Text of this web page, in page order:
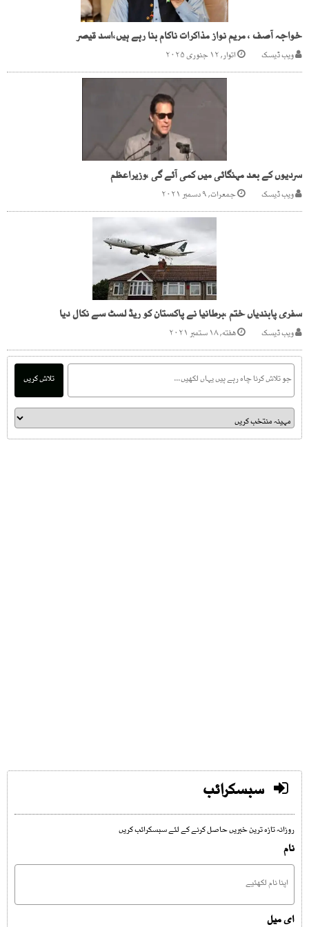
خواجہ آصف ، مریم نواز مذاکرات ناکام بنا رہے ہیں،اسد قیصر
ویب ڈیسک اتوار, ۱۲ جنوری ۲۰۲۵
سردیوں کے بعد مہنگائی میں کمی آئے گی ،وزیراعظم
ویب ڈیسک جمعرات, ۹ دسمبر ۲۰۲۱
سفری پابندیاں ختم ،برطانیا نے پاکستان کو ریڈ لسٹ سے نکال دیا
ویب ڈیسک هفته, ۱۸ ستمبر ۲۰۲۱
تلاش کریں
سبسکرائب
روزانہ تازہ ترین خبریں حاصل کرنے کے لئے سبسکرائب کریں
نام
ای میل